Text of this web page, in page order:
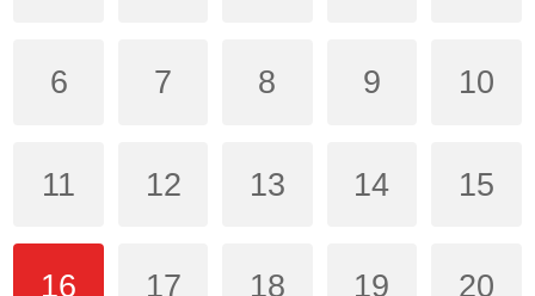
6 7 8 9 10
11 12 13 14 15
16 17 18 19 20